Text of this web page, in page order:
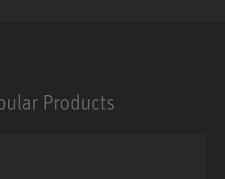
Products